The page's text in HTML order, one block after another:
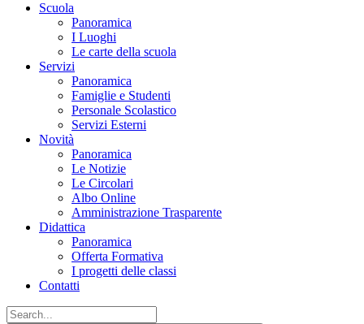
Scuola
Panoramica
I Luoghi
Le carte della scuola
Servizi
Panoramica
Famiglie e Studenti
Personale Scolastico
Servizi Esterni
Novità
Panoramica
Le Notizie
Le Circolari
Albo Online
Amministrazione Trasparente
Didattica
Panoramica
Offerta Formativa
I progetti delle classi
Contatti